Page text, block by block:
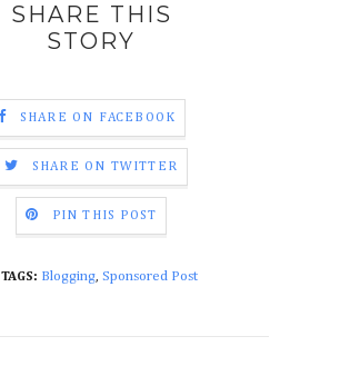
SHARE THIS
STORY
SHARE ON FACEBOOK
SHARE ON TWITTER
PIN THIS POST
TAGS: Blogging, Sponsored Post